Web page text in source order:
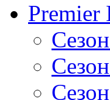
Premier